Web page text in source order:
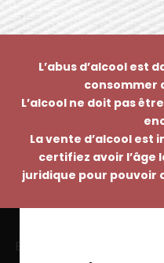
L’abus d’alcool est
consommer
L’alcool ne doit pas
La vente d’alcool est
certifiez avoir l’âge
juridique pour pouvoir
EMMANUEL NASTI